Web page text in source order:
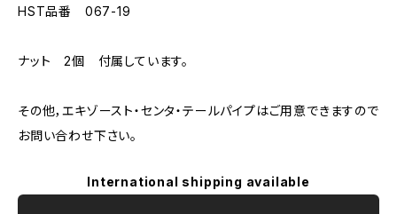
HST品番 067-19
ナット 2個 付属しています。
その他，エキゾースト・センタ・テールパイプはご用意できますので
お問い合わせ下さい。
International shipping available